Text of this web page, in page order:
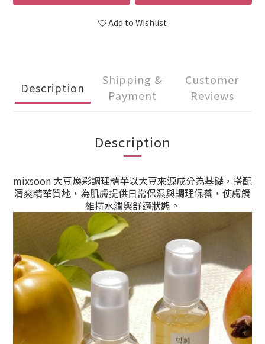
Add to Wishlist
Description
Shipping &
Payment
Customer
Reviews
Description
mixsoon 大豆煥彩調理精華以大豆來源成分為基礎，搭配
清爽精華質地，為肌膚提供日常保濕與調理保養，使膚觸
維持水潤與舒適狀態。